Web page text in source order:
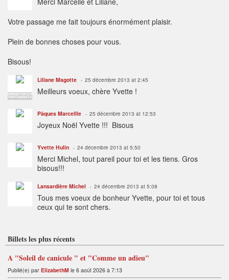
Votre passage me fait toujours énormément plaisir.
Plein de bonnes choses pour vous.
Bisous!
ADMINISTRATEUR
PARTENARIATS
Liliane Magotte 25 décembre 2013 at 2:45
Meilleurs voeux, chère Yvette !
Pâques Marcellle 25 décembre 2013 at 12:53
Joyeux Noël Yvette !!! Bisous
Yvette Hulin 24 décembre 2013 at 5:50
Merci Michel, tout pareil pour toi et les tiens. Gros
bisous!!!
Lansardière Michel 24 décembre 2013 at 5:08
Tous mes voeux de bonheur Yvette, pour toi et tous
ceux qui te sont chers.
Billets les plus récents
A "Soleil de canicule " et "Comme un adieu"
Publié(e) par ElizabethM le 6 août 2026 à 7:13